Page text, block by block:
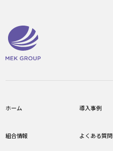
ホーム
組合情報
導入事例
よくある質問